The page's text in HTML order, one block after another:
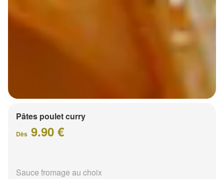
Pâtes poulet curry
Dès 9.90 €
Sauce fromage au choix